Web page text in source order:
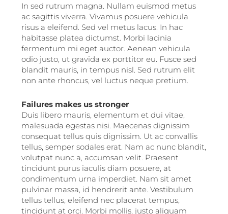
In sed rutrum magna. Nullam euismod metus
ac sagittis viverra. Vivamus posuere vehicula
risus a eleifend. Sed vel metus lacus. In hac
habitasse platea dictumst. Morbi lacinia
fermentum mi eget auctor. Aenean vehicula
odio justo, ut gravida ex porttitor eu. Fusce sed
blandit mauris, in tempus nisl. Sed rutrum elit
non ante rhoncus, vel luctus neque pretium.
Failures makes us stronger
Duis libero mauris, elementum et dui vitae,
malesuada egestas nisi. Maecenas dignissim
consequat tellus quis dignissim. Ut ac convallis
tellus, semper sodales erat. Nam ac nunc blandit,
volutpat nunc a, accumsan velit. Praesent
tincidunt purus iaculis diam posuere, at
condimentum urna imperdiet. Nam sit amet
pulvinar massa, id hendrerit ante. Vestibulum
tellus tellus, eleifend nec placerat tempus,
tincidunt at orci. Morbi mollis, justo aliquam